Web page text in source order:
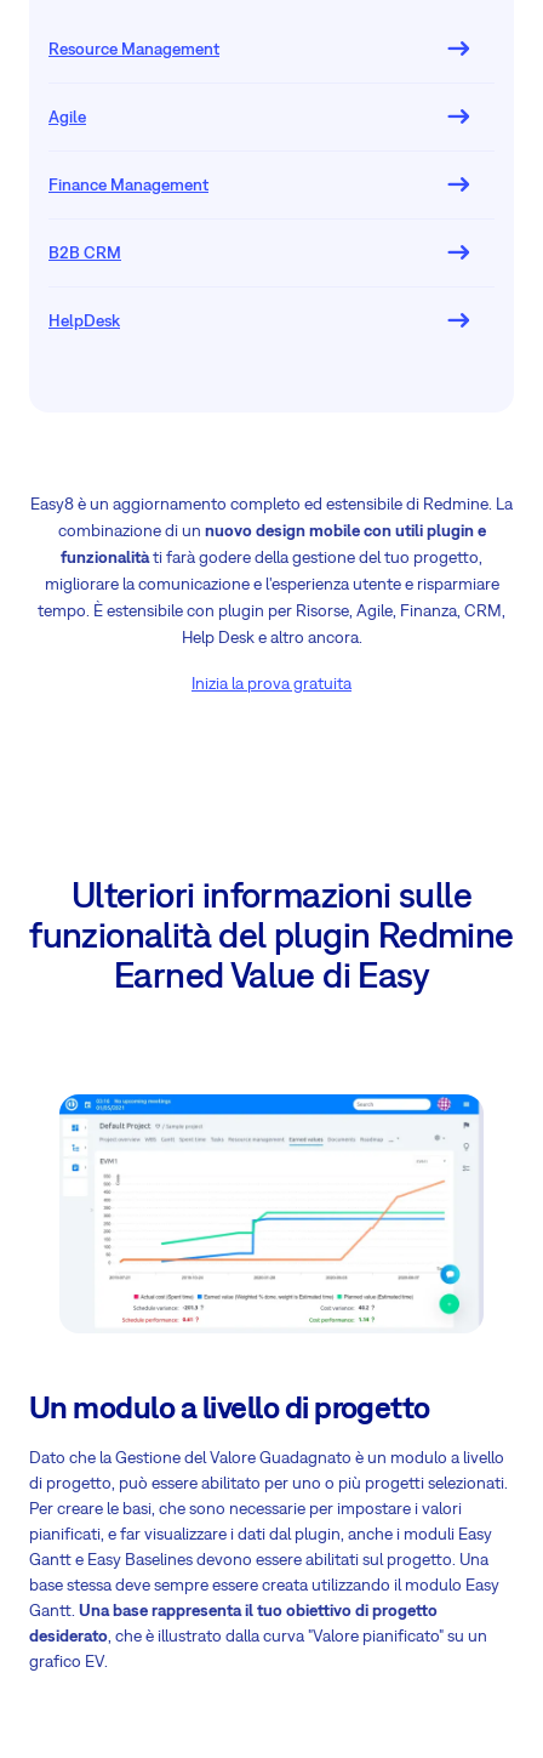
Resource Management
Agile
Finance Management
B2B CRM
HelpDesk
Easy8 è un aggiornamento completo ed estensibile di Redmine. La
combinazione di un nuovo design mobile con utili plugin e
funzionalitàti farà godere della gestione del tuo progetto,
migliorare la comunicazione e l'esperienza utente e risparmiare
tempo. È estensibile con plugin per Risorse, Agile, Finanza, CRM,
Help Desk e altro ancora.
Inizia la prova gratuita
Ulteriori informazioni sulle
funzionalità del plugin Redmine
Earned Value di Easy
Un modulo a livello di progetto
Dato che la Gestione del Valore Guadagnato è un modulo a livello
di progetto, può essere abilitato per uno o più progetti selezionati.
Per creare le basi, che sono necessarie per impostare i valori
pianificati, e far visualizzare i dati dal plugin, anche i moduli Easy
Gantt e Easy Baselines devono essere abilitati sul progetto. Una
base stessa deve sempre essere creata utilizzando il modulo Easy
Gantt. Una base rappresenta il tuo obiettivo di progetto
desiderato , che è illustrato dalla curva "Valore pianificato" su un
grafico EV.